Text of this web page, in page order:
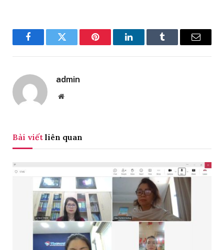
FacebookTwitter Pinterest LinkedInTumblr Email
admin
Website
Bài viết liên quan